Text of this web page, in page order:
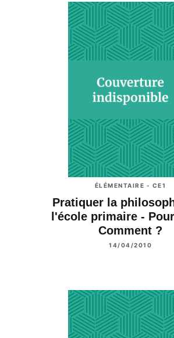
ÉLÉMENTAIRE - CE1
Pratiquer la
l'école primaire -
Comment ?
14/04/2010